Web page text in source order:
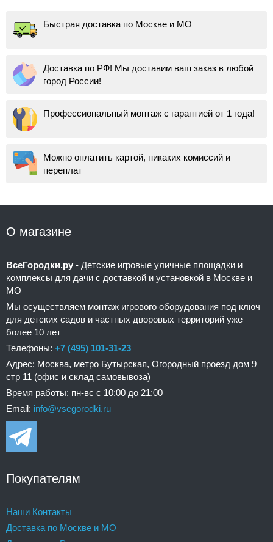
Быстрая доставка по Москве и МО
Доставка по РФ! Мы доставим ваш заказ в любой
город России!
Профессиональный монтаж с гарантией от 1 года!
Можно оплатить картой, никаких комиссий и
переплат
О магазине
ВсеГородки.ру - Детские игровые уличные площадки и
комплексы для дачи с доставкой и установкой в Москве и
МО
Мы осуществляем монтаж игрового оборудования под ключ
для детских садов и частных дворовых территорий уже
более 10 лет
Телефоны: +7 (495) 101-31-23
Адрес: Москва, метро Бутырская, Огородный проезд дом 9
стр 11 (офис и склад самовывоза)
Время работы: пн-вс с 10:00 до 21:00
Email: info@vsegorodki.ru
Покупателям
Наши Контакты
Доставка по Москве и МО